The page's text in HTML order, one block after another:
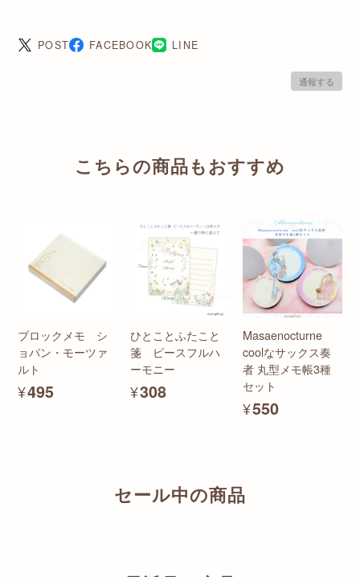
POST FACEBOOK LINE
通報する
こちらの商品もおすすめ
ブロックメモ シ
ョパン・モーツァ
ルト
¥495
ひとことふたこと
箋 ピースフルハ
ーモニー
¥308
Masaenocturne
coolなサックス奏
者 丸型メモ帳3種
セット
¥550
セール中の商品